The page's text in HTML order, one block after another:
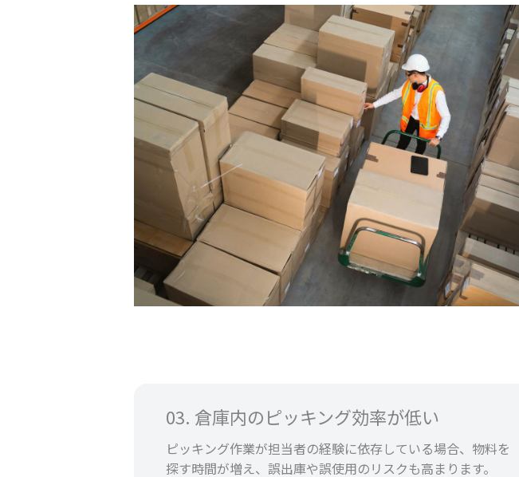
03. 倉庫内のピッキング効率が低い
ピッキング作業が担当者の経験に依存している場合、物料を
探す時間が増え、誤出庫や誤使用のリスクも高まります。